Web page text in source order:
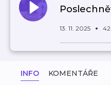
13. 11. 2025
INFO KOMENTÁŘE